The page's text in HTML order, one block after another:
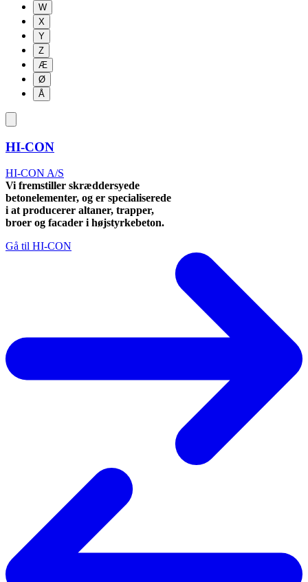
W
X
Y
Z
Æ
Ø
Å
HI-CON
HI-CON A/S
Vi fremstiller skræddersyede
betonelementer, og er specialiserede
i at producerer altaner, trapper,
broer og facader i højstyrkebeton.
Gå til HI-CON